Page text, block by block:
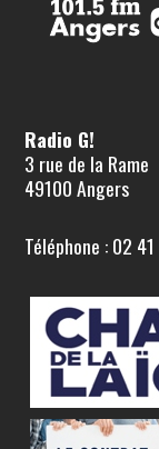
Radio G!
3 rue de la Rame
49100 Angers
Téléphone : 02